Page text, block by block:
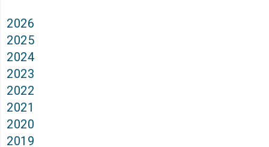
2026
2025
2024
2023
2022
2021
2020
2019